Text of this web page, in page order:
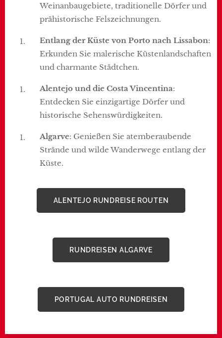
Weinanbaugebiete, traditionelle Dörfer und
prähistorische Felszeichnungen.
Entlang der Küste von Porto nach Lissabon:
Erkunden Sie malerische Küstenlandschaften
und charmante Städtchen.
Alentejo und die Costa Vincentina:
Entdecken Sie einzigartige Dörfer und
historische Sehenswürdigkeiten.
Algarve: Genießen Sie atemberaubende
Strände und wilde Wanderwege entlang der
Küste.
ALENTEJO RUNDREISE ROUTEN
RUNDREISEN ALGARVE
PORTUGAL AUTO RUNDREISEN